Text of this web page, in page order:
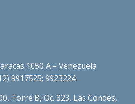
1050 A – Venezuela
9917525; 9923224
Torre B, Oc. 323, Las Condes,